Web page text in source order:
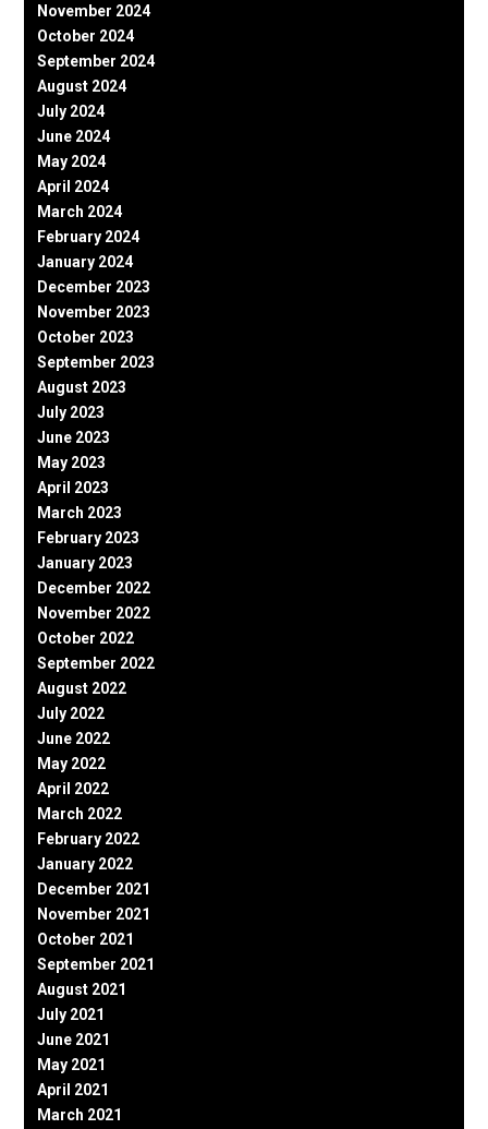
November 2024
October 2024
September 2024
August 2024
July 2024
June 2024
May 2024
April 2024
March 2024
February 2024
January 2024
December 2023
November 2023
October 2023
September 2023
August 2023
July 2023
June 2023
May 2023
April 2023
March 2023
February 2023
January 2023
December 2022
November 2022
October 2022
September 2022
August 2022
July 2022
June 2022
May 2022
April 2022
March 2022
February 2022
January 2022
December 2021
November 2021
October 2021
September 2021
August 2021
July 2021
June 2021
May 2021
April 2021
March 2021